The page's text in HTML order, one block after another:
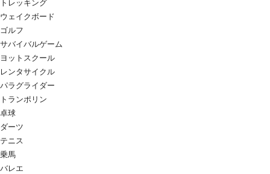
トレッキング
ウェイクボード
ゴルフ
サバイバルゲーム
ヨットスクール
レンタサイクル
パラグライダー
トランポリン
卓球
ダーツ
テニス
乗馬
バレエ